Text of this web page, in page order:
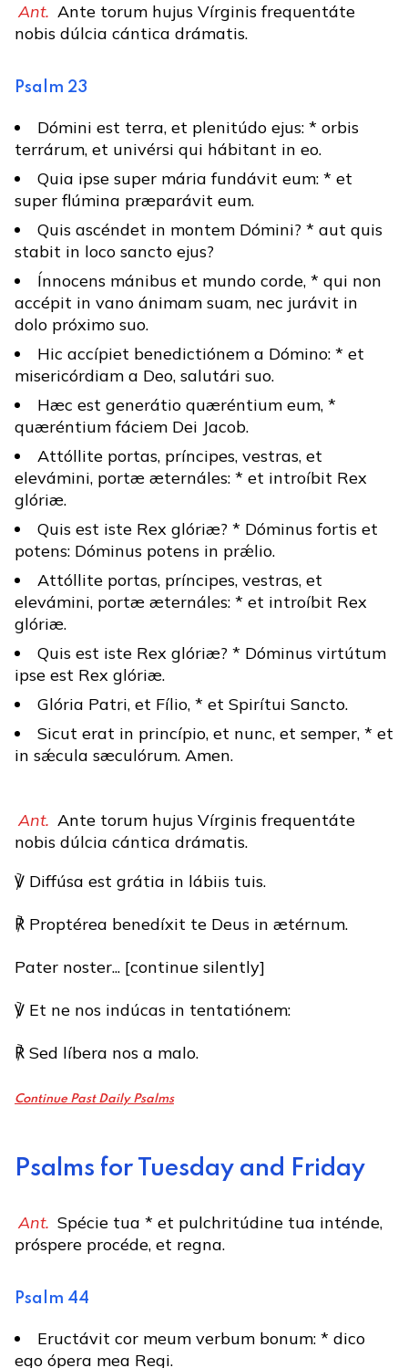
Ant. Ante torum hujus Vírginis frequentáte
nobis dúlcia cántica drámatis.
Psalm 23
Dómini est terra, et plenitúdo ejus: * orbis
terrárum, et univérsi qui hábitant in eo.
Quia ipse super mária fundávit eum: * et
super flúmina præparávit eum.
Quis ascéndet in montem Dómini? * aut quis
stabit in loco sancto ejus?
Ínnocens mánibus et mundo corde, * qui non
accépit in vano ánimam suam, nec jurávit in
dolo próximo suo.
Hic accípiet benedictiónem a Dómino: * et
misericórdiam a Deo, salutári suo.
Hæc est generátio quæréntium eum, *
quæréntium fáciem Dei Jacob.
Attóllite portas, príncipes, vestras, et
elevámini, portæ æternáles: * et introíbit Rex
glóriæ.
Quis est iste Rex glóriæ? * Dóminus fortis et
potens: Dóminus potens in prǽlio.
Attóllite portas, príncipes, vestras, et
elevámini, portæ æternáles: * et introíbit Rex
glóriæ.
Quis est iste Rex glóriæ? * Dóminus virtútum
ipse est Rex glóriæ.
Glória Patri, et Fílio, * et Spirítui Sancto.
Sicut erat in princípio, et nunc, et semper, * et
in sǽcula sæculórum. Amen.
Ant. Ante torum hujus Vírginis frequentáte
nobis dúlcia cántica drámatis.
℣ Diffúsa est grátia in lábiis tuis.
℟ Proptérea benedíxit te Deus in ætérnum.
Pater noster... [continue silently]
℣ Et ne nos indúcas in tentatiónem:
℟ Sed líbera nos a malo.
Continue Past Daily Psalms
Psalms for Tuesday and Friday
Ant. Spécie tua * et pulchritúdine tua inténde,
próspere procéde, et regna.
Psalm 44
Eructávit cor meum verbum bonum: * dico
ego ópera mea Regi.